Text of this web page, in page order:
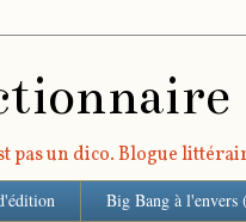
un dico. Blogue
Big Bang à l'envers